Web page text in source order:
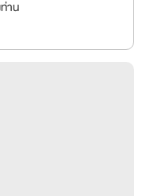
าน